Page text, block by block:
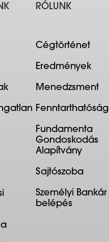
RÓLUNK
Cégtörténet
Eredmények
Menedzsment
Fenntarthatóság
Fundamenta
Gondoskodás
Alapítvány
Sajtószoba
Személyi Bankár
belépés